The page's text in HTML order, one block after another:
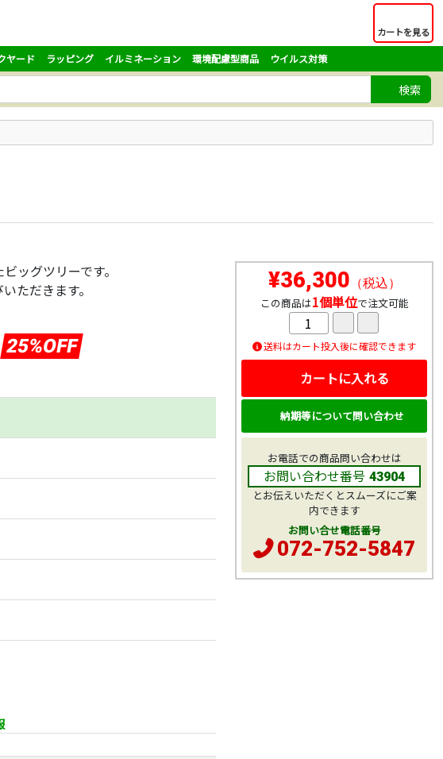
カートを見る
ヤード ラッピング イルミネーション 環境配慮型商品 ウイルス対策
検索
ッグツリーです。
ただきます。
25%OFF
¥36,300 （税込）
この商品は1個単位で注文可能
送料はカート投入後に確認できます
カートに入れる
納期等について問い合わせ
お電話での商品問い合わせは
お問い合わせ番号 43904
とお伝えいただくとスムーズにご案
内できます
お問い合せ電話番号
072-752-5847